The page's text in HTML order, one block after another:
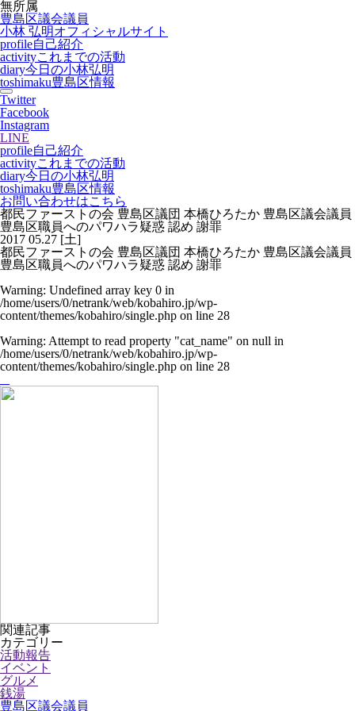
無所属
豊島区議会議員
小林 弘明オフィシャルサイト
profile自己紹介
activityこれまでの活動
diary今日の小林弘明
toshimaku豊島区情報
Twitter
Facebook
Instagram
LINE
profile自己紹介
activityこれまでの活動
diary今日の小林弘明
toshimaku豊島区情報
お問い合わせはこちら
都民ファーストの会 豊島区議団 本橋ひろたか 豊島区議会議員
豊島区職員へのパワハラ疑惑 認め 謝罪
2017 05.27 [土]
都民ファーストの会 豊島区議団 本橋ひろたか 豊島区議会議員
豊島区職員へのパワハラ疑惑 認め 謝罪
Warning: Undefined array key 0 in
/home/users/0/netrank/web/kobahiro.jp/wp-
content/themes/kobahiro/single.php on line 28
Warning: Attempt to read property "cat_name" on null in
/home/users/0/netrank/web/kobahiro.jp/wp-
content/themes/kobahiro/single.php on line 28
関連記事
カテゴリー
活動報告
イベント
グルメ
銭湯
豊島区議会議員